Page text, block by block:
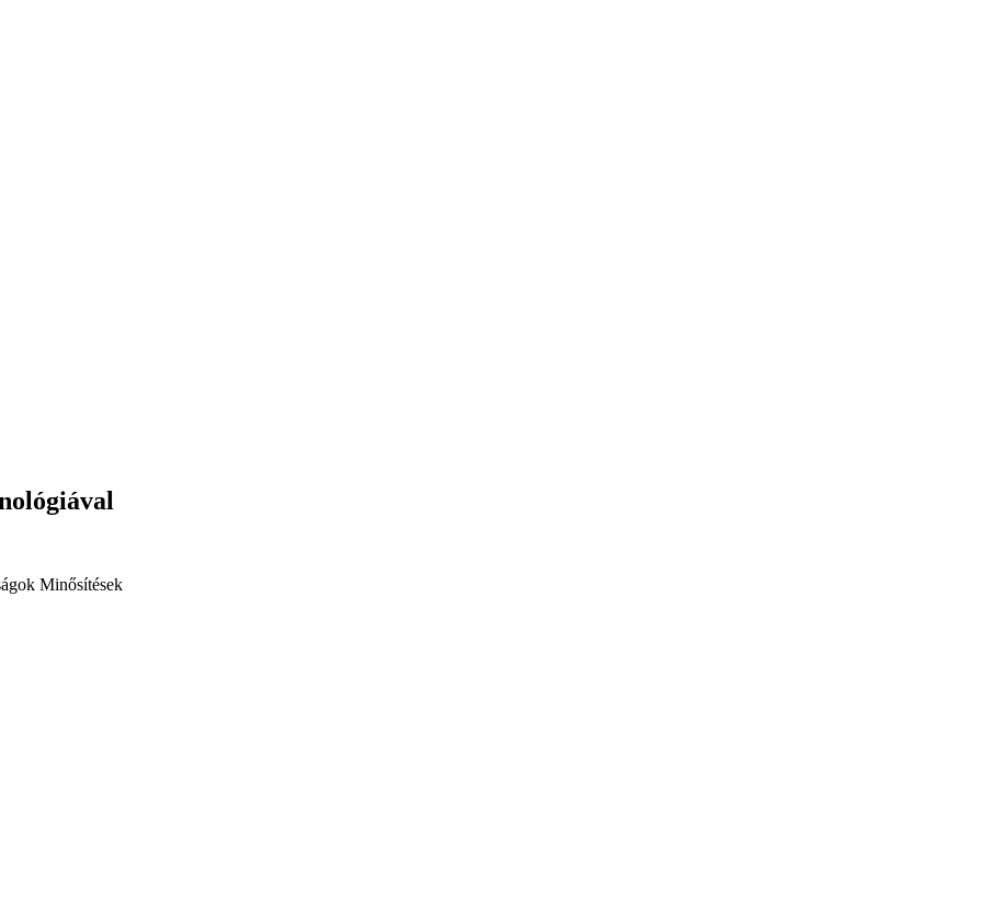
Minősítések